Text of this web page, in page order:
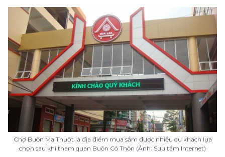
Chợ Buôn Ma Thuột là địa điểm mua sắm được nhiều du khách lựa
chọn sau khi tham quan Buôn Cô Thôn (Ảnh: Sưu tầm Internet)